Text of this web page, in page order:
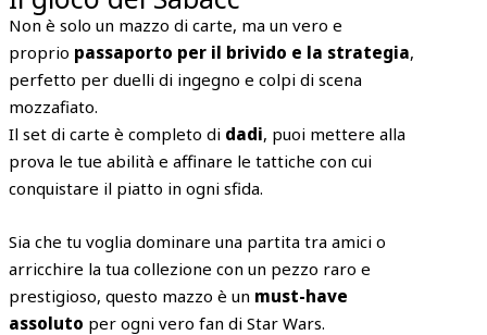
Non è solo un mazzo di carte, ma un vero e
proprio passaporto per il brivido e la strategia,
perfetto per duelli di ingegno e colpi di scena
mozzafiato.
Il set di carte è completo di dadi, puoi mettere alla
prova le tue abilità e affinare le tattiche con cui
conquistare il piatto in ogni sfida.
Sia che tu voglia dominare una partita tra amici o
arricchire la tua collezione con un pezzo raro e
prestigioso, questo mazzo è un must-have
assoluto per ogni vero fan di Star Wars.